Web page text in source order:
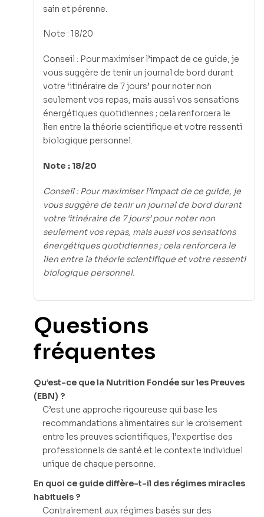
sain et pérenne.
Note : 18/20
Conseil : Pour maximiser l’impact de ce guide, je
vous suggère de tenir un journal de bord durant
votre ‘itinéraire de 7 jours’ pour noter non
seulement vos repas, mais aussi vos sensations
énergétiques quotidiennes ; cela renforcera le
lien entre la théorie scientifique et votre ressenti
biologique personnel.
Note : 18/20
Conseil : Pour maximiser l’impact de ce guide, je
vous suggère de tenir un journal de bord durant
votre ‘itinéraire de 7 jours’ pour noter non
seulement vos repas, mais aussi vos sensations
énergétiques quotidiennes ; cela renforcera le
lien entre la théorie scientifique et votre ressenti
biologique personnel.
Questions
fréquentes
Qu’est-ce que la Nutrition Fondée sur les Preuves
(EBN) ?
C’est une approche rigoureuse qui base les
recommandations alimentaires sur le croisement
entre les preuves scientifiques, l’expertise des
professionnels de santé et le contexte individuel
unique de chaque personne.
En quoi ce guide diffère-t-il des régimes miracles
habituels ?
Contrairement aux régimes basés sur des